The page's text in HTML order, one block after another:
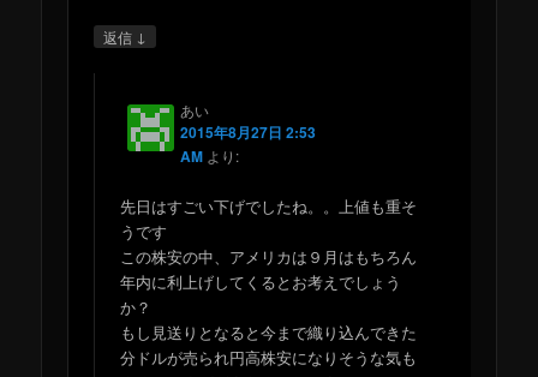
返信 ↓
あい
2015年8月27日 2:53
AM より:
先日はすごい下げでしたね。。上値も重そ
うです
この株安の中、アメリカは９月はもちろん
年内に利上げしてくるとお考えでしょう
か？
もし見送りとなると今まで織り込んできた
分ドルが売られ円高株安になりそうな気も